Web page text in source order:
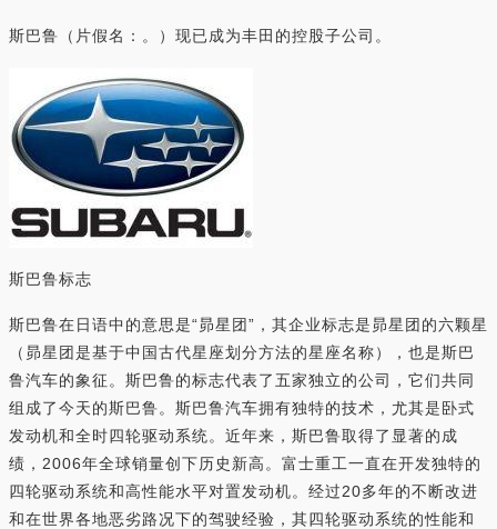
斯巴鲁（片假名：。）现已成为丰田的控股子公司。
斯巴鲁标志
斯巴鲁在日语中的意思是“昴星团”，其企业标志是昴星团的六颗星
（昴星团是基于中国古代星座划分方法的星座名称），也是斯巴
鲁汽车的象征。斯巴鲁的标志代表了五家独立的公司，它们共同
组成了今天的斯巴鲁。斯巴鲁汽车拥有独特的技术，尤其是卧式
发动机和全时四轮驱动系统。近年来，斯巴鲁取得了显著的成
绩，2006年全球销量创下历史新高。富士重工一直在开发独特的
四轮驱动系统和高性能水平对置发动机。经过20多年的不断改进
和在世界各地恶劣路况下的驾驶经验，其四轮驱动系统的性能和